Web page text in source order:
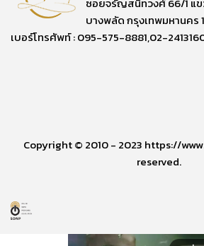
บางพลัด กรุงเทพมหานคร
เบอร์โทรศัพท์ : 095-575-8881,02-
Copyright © 2010 - 2023 https://
reserved.